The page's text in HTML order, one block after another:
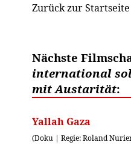
Zurück zur Startseite
Nächste
international
mit Austarität:
Yallah Gaza
(Doku | Regie: Roland